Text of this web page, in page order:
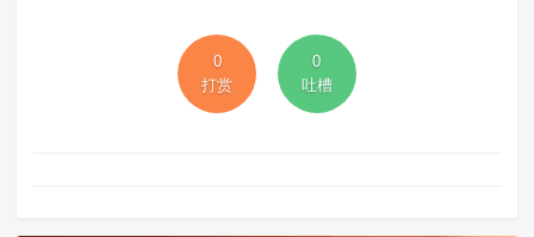
0
打赏
0
吐槽